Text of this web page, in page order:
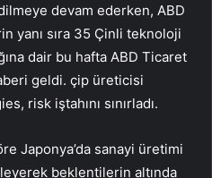
devam ederken, ABD
yanı sıra 35 Çinli teknoloji
dair bu hafta ABD Ticaret
geldi. çip üreticisi
risk iştahını sınırladı.
Japonya’da sanayi üretimi
beklentilerin altında